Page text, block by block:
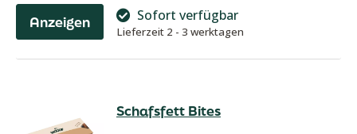
Anzeigen Sofort verfügbar
Lieferzeit 2 - 3 werktagen
Schafsfett Bites